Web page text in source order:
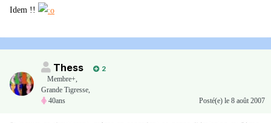
Idem !!
Thess
2
Membre+,
Grande Tigresse,
40ans
Posté(e) le 8 août 2007